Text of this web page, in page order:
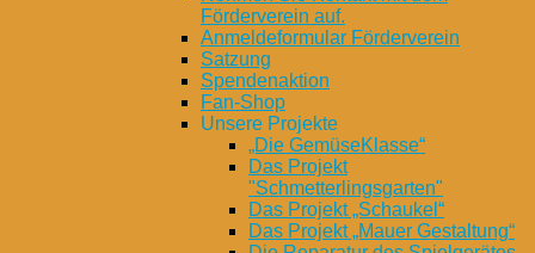
Förderverein auf.
Anmeldeformular Förderverein
Satzung
Spendenaktion
Fan-Shop
Unsere Projekte
„Die GemüseKlasse“
Das Projekt
"Schmetterlingsgarten"
Das Projekt „Schaukel“
Das Projekt „Mauer Gestaltung“